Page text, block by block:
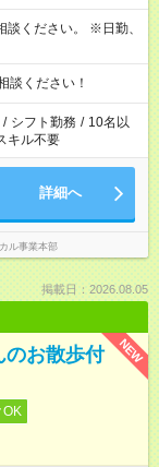
ください！
/ シフト勤務 / 10名以
キル不要
詳細へ
ル事業本部
掲載日：2026.08.05
NEW
のお散歩付
OK